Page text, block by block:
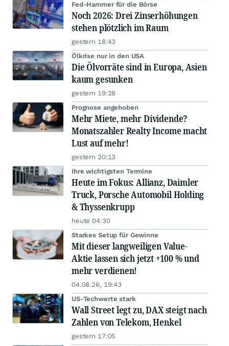
Fed-Hammer für die Börse
Noch 2026: Drei Zinserhöhungen
stehen plötzlich im Raum
gestern 18:43
Ölkrise nur in den USA
Die Ölvorräte sind in Europa, Asien
kaum gesunken
gestern 19:28
Prognose angehoben
Mehr Miete, mehr Dividende?
Monatszahler Realty Income macht
Lust auf mehr!
gestern 20:13
Ihre wichtigsten Termine
Heute im Fokus: Allianz, Daimler
Truck, Porsche Automobil Holding
& Thyssenkrupp
heute 04:30
Starkes Setup für Gewinne
Mit dieser langweiligen Value-
Aktie lassen sich jetzt +100 % und
mehr verdienen!
04.08.26, 19:43
US-Techwerte stark
Wall Street legt zu, DAX steigt nach
Zahlen von Telekom, Henkel
gestern 17:05